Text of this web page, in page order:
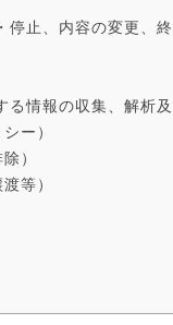
止、内容の変更、終
情報の収集、解析及
ー）
）
等）